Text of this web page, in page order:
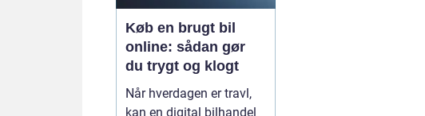
Køb en brugt bil
online: sådan gør
du trygt og klogt
Når hverdagen er travl,
kan en digital bilhandel